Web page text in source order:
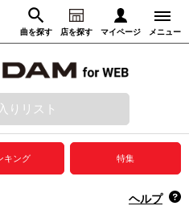
曲を探す 店を探す マイページ メニュー
録音からさがす
イン
りリスト
キング 特集
ヘルプ